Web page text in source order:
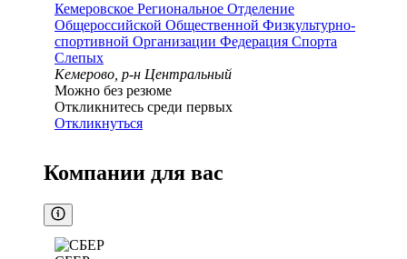
Кемеровское Региональное Отделение
Общероссийской Общественной Физкультурно-
спортивной Организации Федерация Спорта
Слепых
Кемерово, р-н Центральный
Можно без резюме
Откликнитесь среди первых
Откликнуться
Компании для вас